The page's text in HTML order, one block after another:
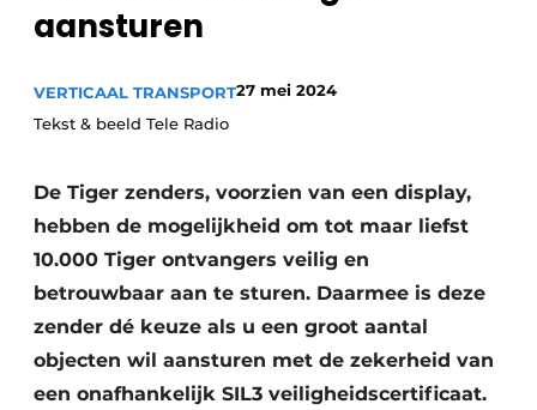
Privacy / Cookie statement
Vacatures
Video’s
aansturen
VERTICAAL TRANSPORT27 mei 2024
Tekst & beeld Tele Radio
De Tiger zenders, voorzien van een display,
hebben de mogelijkheid om tot maar liefst
10.000 Tiger ontvangers veilig en
betrouwbaar aan te sturen. Daarmee is deze
zender dé keuze als u een groot aantal
objecten wil aansturen met de zekerheid van
een onafhankelijk SIL3 veiligheidscertificaat.